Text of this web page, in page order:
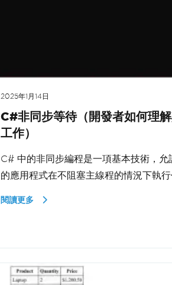
2025年1月14日
C#非同步等待（開發者如何理
工作）
C# 中的非同步編程是一項基本技術，允
的應用程式在不阻塞主線程的情況下執
閱讀更多